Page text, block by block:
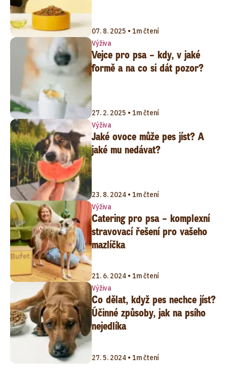
07. 8. 2025 • 1m čtení
Výživa
Vejce pro psa – kdy, v jaké
formě a na co si dát pozor?
27. 2. 2025 • 1m čtení
Výživa
Jaké ovoce může pes jíst? A
jaké mu nedávat?
23. 8. 2024 • 1m čtení
Výživa
Catering pro psa – komplexní
stravovací řešení pro vašeho
mazlíčka
21. 6. 2024 • 1m čtení
Výživa
Co dělat, když pes nechce jíst?
Účinné způsoby, jak na psího
nejedlíka
27. 5. 2024 • 1m čtení